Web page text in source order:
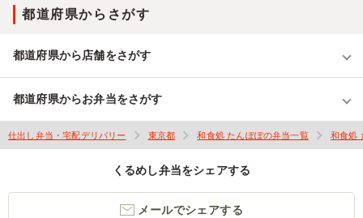
都道府県からさがす
都道府県から店舗をさがす
都道府県からお弁当をさがす
仕出し弁当・宅配デリバリー 東京都 和食処 たんぽぽの弁当一覧 和食処
くるめし弁当をシェアする
メールでシェアする